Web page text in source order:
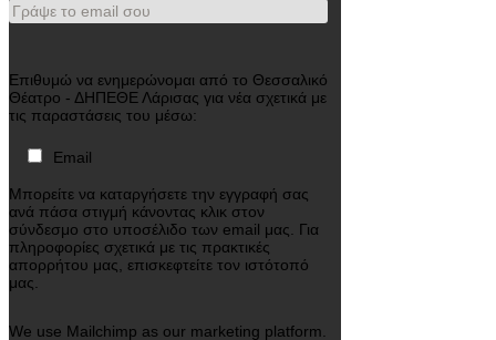
Γράψε το email σου
Επιθυμώ να ενημερώνομαι από το Θεσσαλικό
Θέατρο - ΔΗΠΕΘΕ Λάρισας για νέα σχετικά με
τις παραστάσεις του μέσω:
Email
Μπορείτε να καταργήσετε την εγγραφή σας
ανά πάσα στιγμή κάνοντας κλικ στον
σύνδεσμο στο υποσέλιδο των email μας. Για
πληροφορίες σχετικά με τις πρακτικές
απορρήτου μας, επισκεφτείτε τον ιστότοπό
μας.
We use Mailchimp as our marketing platform.